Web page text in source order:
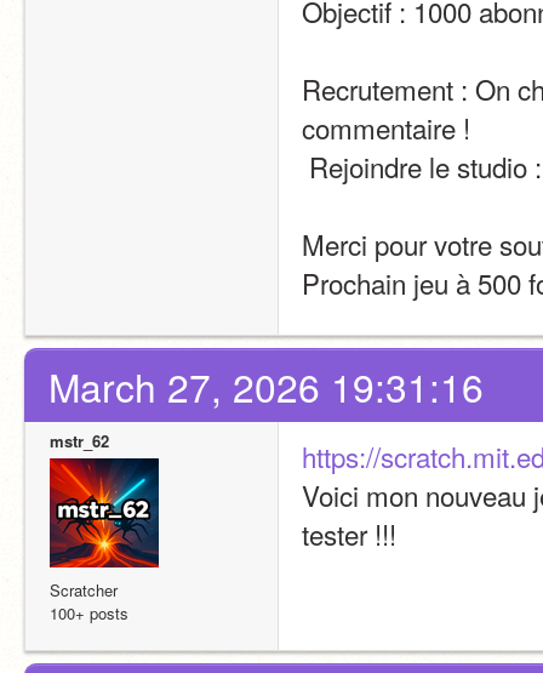
Objectif : 1000
Recrutement : On
commentaire !
Rejoindre le studio
Merci pour votre
Prochain jeu à 500
March 27, 2026 19:31:16
mstr_62
Scratcher
100+ posts
https://
Voici mon nouveau
tester !!!